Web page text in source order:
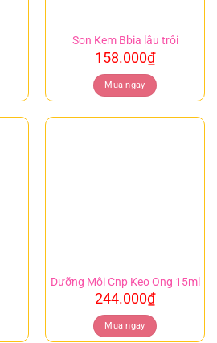
Son Kem Bbia lâu trôi
158.000₫
Mua ngay
Dưỡng Môi Cnp Keo Ong 15ml
244.000₫
Mua ngay